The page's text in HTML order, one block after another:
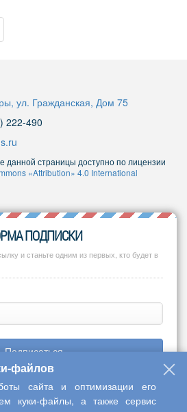
ул. Гражданская, Дом 75
222-490
данной страницы доступно по лицензии
«Attribution» 4.0 International
ПОДПИСКИ
и станьте одним из первых, кто будет в
Подписаться
файлов
сайта и оптимизации его
куки-файлы, а также сервис